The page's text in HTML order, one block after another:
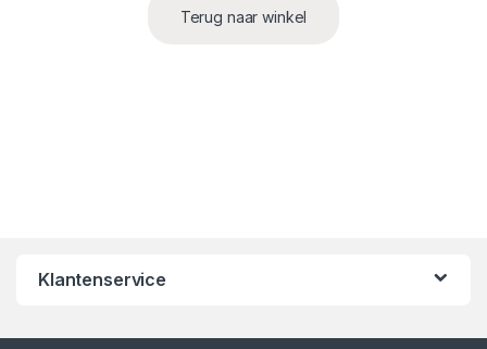
Terug naar winkel
Klantenservice